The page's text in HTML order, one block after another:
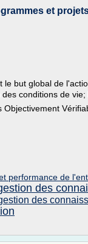
et
but global de
conditions de
performance de
des
des